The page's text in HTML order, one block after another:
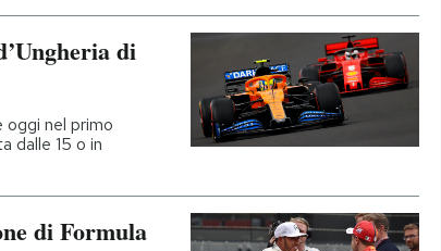
di
oggi nel primo
dalle 15 o in
di Formula